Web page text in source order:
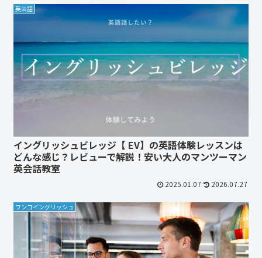
英会話
イングリッシュビレッジ【 EV】の英語体験レッスンは
どんな感じ？レビューで解説！安い大人のマンツーマン
英会話教室
2025.01.07 2026.07.27
ワンコイングリッシュ